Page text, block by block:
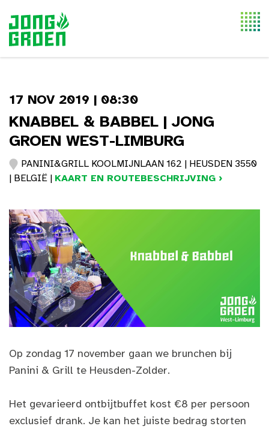
17 NOV 2019 | 08:30
KNABBEL & BABBEL | JONG
GROEN WEST-LIMBURG
PANINI&GRILL KOOLMIJNLAAN 162 | HEUSDEN 3550
| BELGIË | KAART EN ROUTEBESCHRIJVING ›
Op zondag 17 november gaan we brunchen bij
Panini & Grill te Heusden-Zolder.
Het gevarieerd ontbijtbuffet kost €8 per persoon
exclusief drank. Je kan het juiste bedrag storten